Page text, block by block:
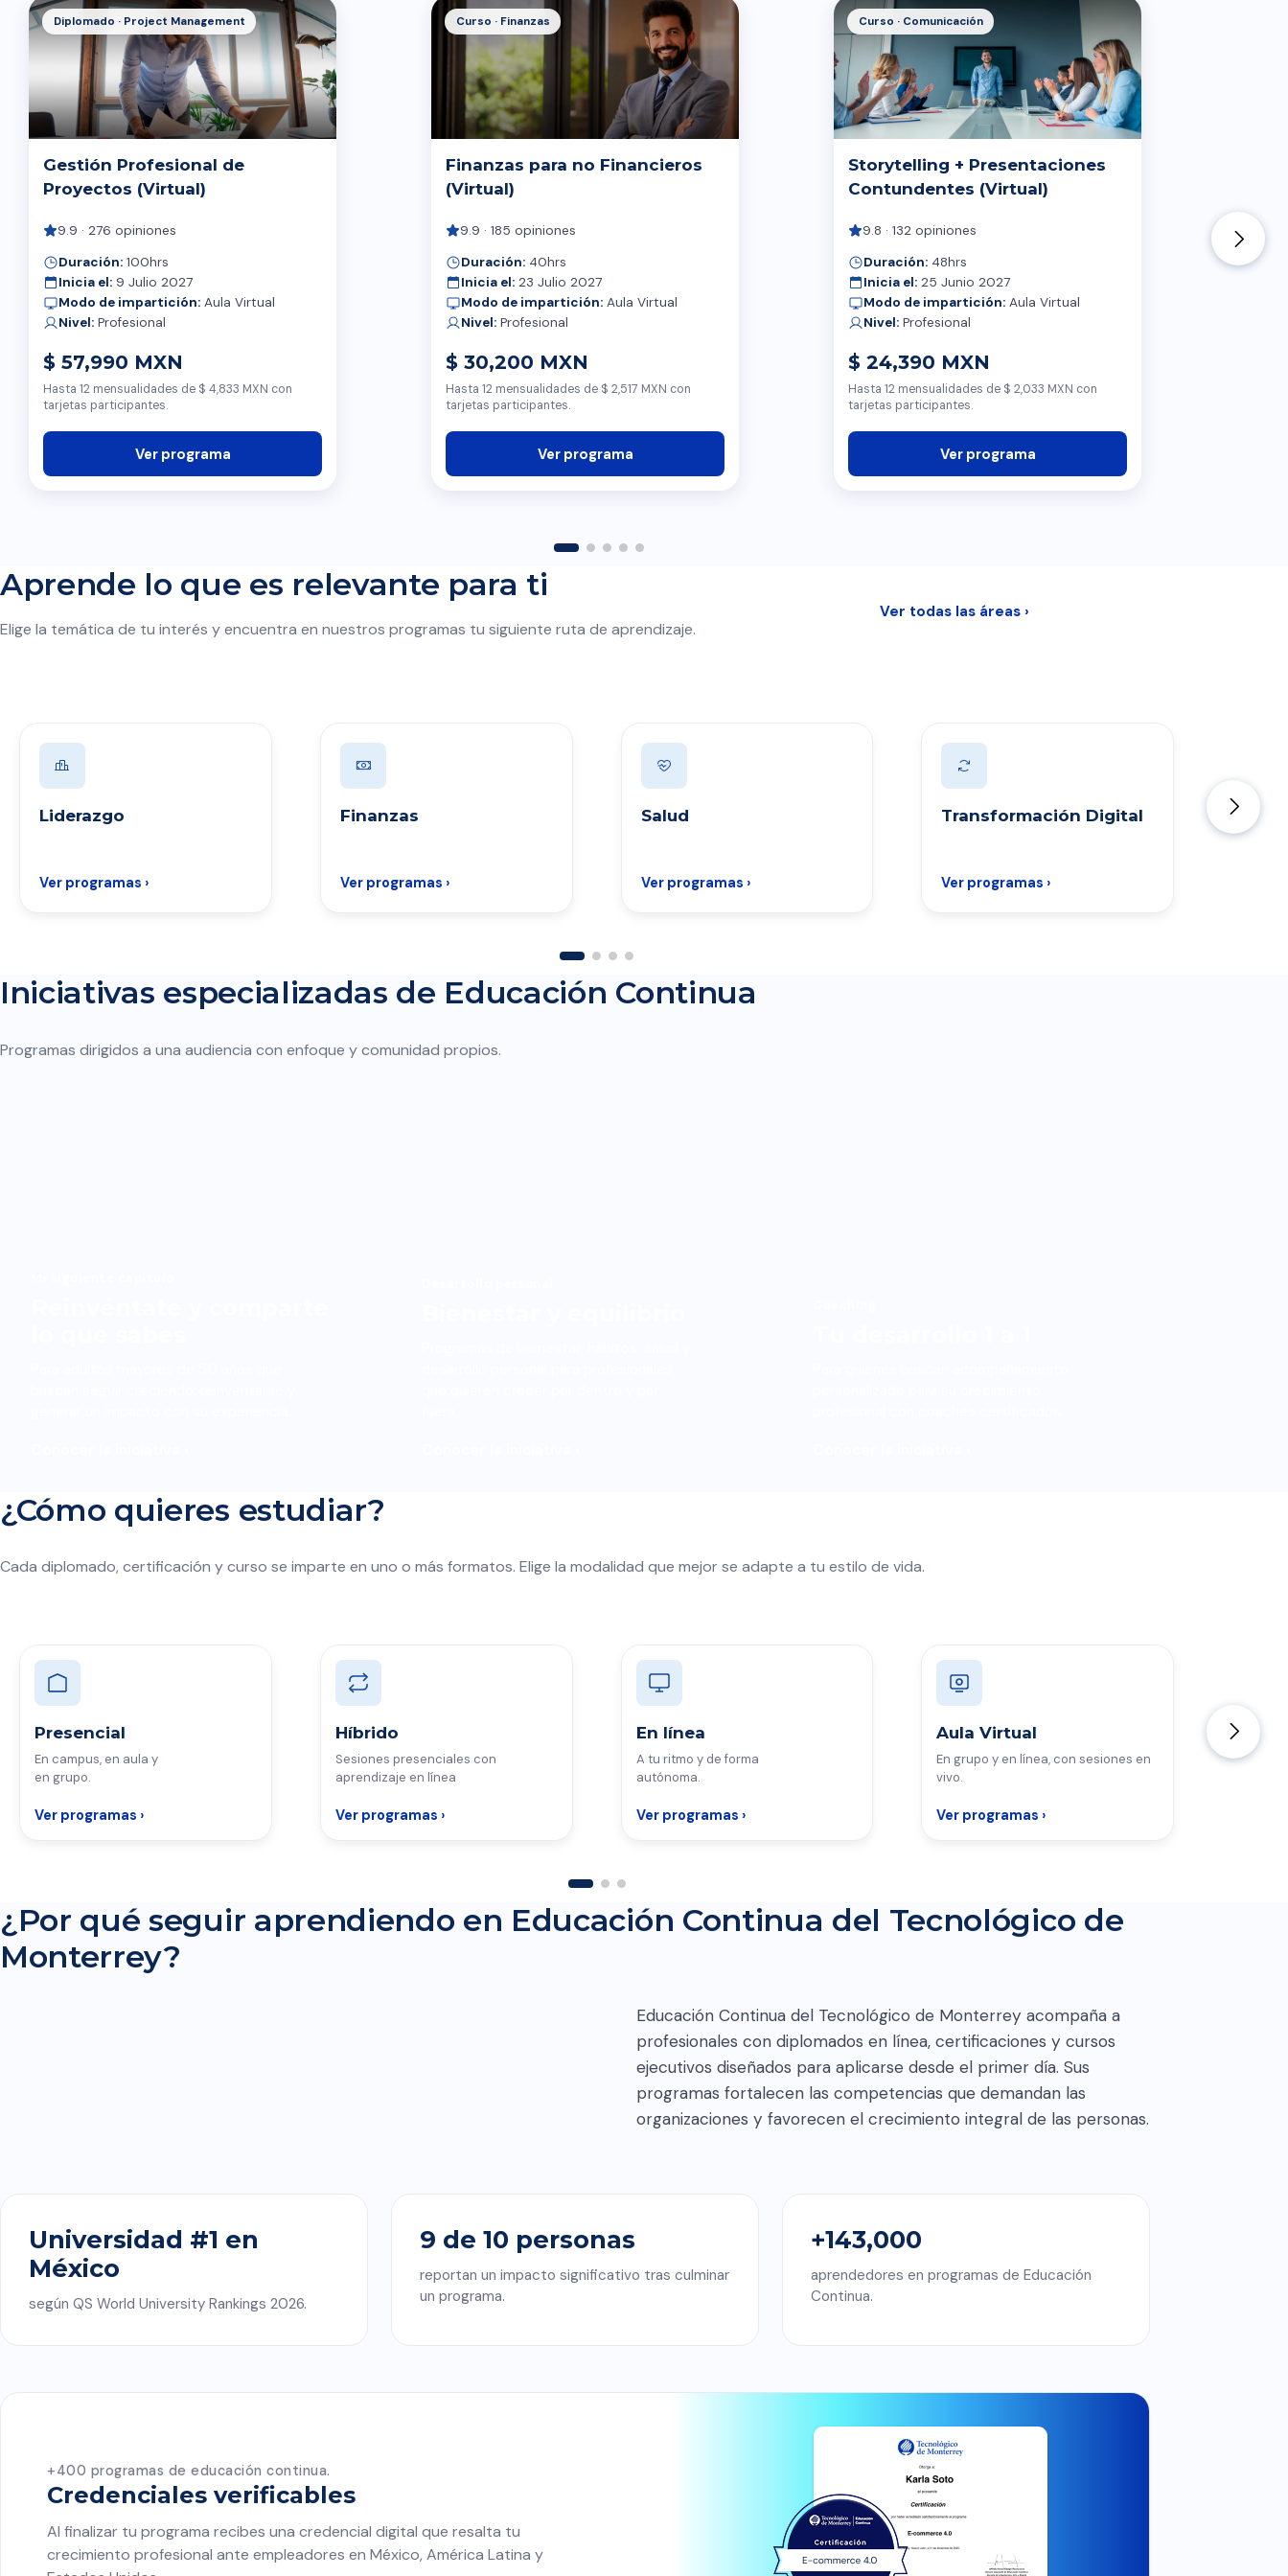
Diplomado · Project Management
Gestión Profesional de
Proyectos (Virtual)
9.9 · 276 opiniones
Duración: 100hrs
Inicia el: 9 Julio 2027
Modo de impartición: Aula Virtual
Nivel: Profesional
$ 57,990 MXN
Hasta 12 mensualidades de $ 4,833 MXN con
tarjetas participantes.
Ver programa
Curso · Finanzas
Finanzas para no Financieros
(Virtual)
9.9 · 185 opiniones
Duración: 40hrs
Inicia el: 23 Julio 2027
Modo de impartición: Aula Virtual
Nivel: Profesional
$ 30,200 MXN
Hasta 12 mensualidades de $ 2,517 MXN con
tarjetas participantes.
Ver programa
Curso · Comunicación
Storytelling + Presentaciones
Contundentes (Virtual)
9.8 · 132 opiniones
Duración: 48hrs
Inicia el: 25 Junio 2027
Modo de impartición: Aula Virtual
Nivel: Profesional
$ 24,390 MXN
Hasta 12 mensualidades de $ 2,033 MXN con
tarjetas participantes.
Ver programa
Aprende lo que es relevante para ti
Elige la temática de tu interés y encuentra en nuestros programas tu siguiente ruta de aprendizaje.
Ver todas las áreas ›
Liderazgo
Ver programas ›
Finanzas
Ver programas ›
Salud
Ver programas ›
Transformación Digital
Ver programas ›
Iniciativas especializadas de Educación Continua
Programas dirigidos a una audiencia con enfoque y comunidad propios.
¿Cómo quieres estudiar?
Cada diplomado, certificación y curso se imparte en uno o más formatos. Elige la modalidad que mejor se adapte a tu estilo de vida.
Presencial
En campus, en aula y
en grupo.
Ver programas ›
Híbrido
Sesiones presenciales con
aprendizaje en línea
Ver programas ›
En línea
A tu ritmo y de forma
autónoma.
Ver programas ›
Aula Virtual
En grupo y en línea, con sesiones en
vivo.
Ver programas ›
Live
¿Por qué seguir aprendiendo en Educación Continua del Tecnológico de
Monterrey?
Educación Continua del Tecnológico de Monterrey acompaña a
profesionales con diplomados en línea, certificaciones y cursos
ejecutivos diseñados para aplicarse desde el primer día. Sus
programas fortalecen las competencias que demandan las
organizaciones y favorecen el crecimiento integral de las personas.
Universidad #1 en
México
según QS World University Rankings 2026.
9 de 10 personas
reportan un impacto significativo tras culminar
un programa.
+143,000
aprendedores en programas de Educación
Continua.
+400 programas de educación continua.
Credenciales verificables
Al finalizar tu programa recibes una credencial digital que resalta tu
crecimiento profesional ante empleadores en México, América Latina y